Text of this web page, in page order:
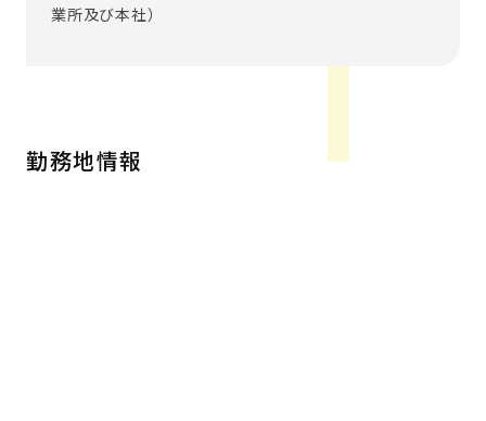
業所及び本社）
勤務地情報